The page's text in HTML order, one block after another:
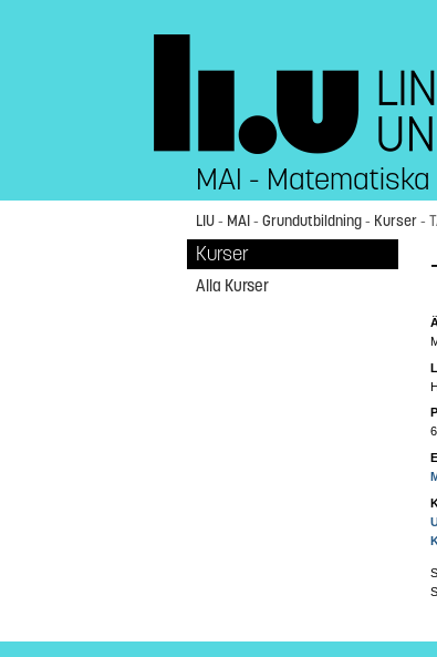
MAI -
LIU- MAI- Grundutbildning- Kurser-
Kurser
Alla Kurser